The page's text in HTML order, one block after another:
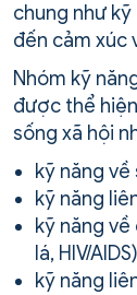
chung như
đến cảm xúc
Nhóm kỹ
được thể
sống xã hội
kỹ năng
kỹ năng
kỹ năng
lá, HIV/
kỹ năng